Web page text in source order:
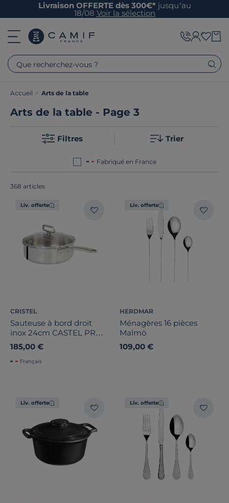
Livraison OFFERTE dès 300€* jusqu’au
18/08 Voir la sélection
Que recherchez-vous ?
Accueil > Arts de la table
Arts de la table - Page 3
Filtres Trier
Fabriqué en France
368 articles
Liv. offerte
CRISTEL
Sauteuse à bord droit
inox 24cm CASTEL PRO 5
ply + couvercle en verre
185,00 €
Français
Liv. offerte
HERDMAR
Ménagères 16 pièces
Malmö
109,00 €
Liv. offerte Liv. offerte